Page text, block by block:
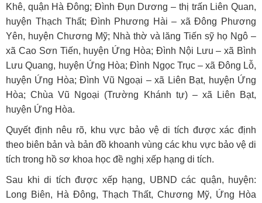
Khê, quận Hà Đông; Đình Đụn Dương – thị trấn Liên Quan,
huyện Thạch Thất; Đình Phương Hài – xã Đông Phương
Yên, huyện Chương Mỹ; Nhà thờ và lăng Tiến sỹ họ Ngô –
xã Cao Sơn Tiến, huyện Ứng Hòa; Đình Nội Lưu – xã Bình
Lưu Quang, huyện Ứng Hòa; Đình Ngọc Trục – xã Đông Lỗ,
huyện Ứng Hòa; Đình Vũ Ngoại – xã Liên Bạt, huyện Ứng
Hòa; Chùa Vũ Ngoại (Trường Khánh tự) – xã Liên Bạt,
huyện Ứng Hòa.
Quyết định nêu rõ, khu vực bảo vệ di tích được xác định
theo biên bản và bản đồ khoanh vùng các khu vực bảo vệ di
tích trong hồ sơ khoa học đề nghị xếp hạng di tích.
Sau khi di tích được xếp hạng, UBND các quận, huyện:
Long Biên, Hà Đông, Thạch Thất, Chương Mỹ, Ứng Hòa